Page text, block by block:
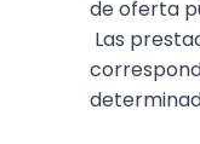
de oferta
Las